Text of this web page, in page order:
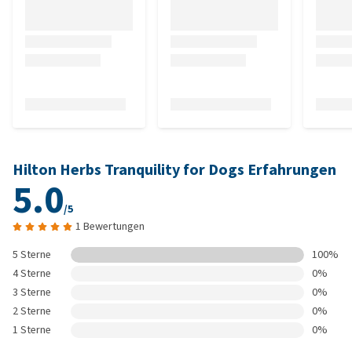
Hilton Herbs Tranquility for Dogs Erfahrungen
5.0/5
1 Bewertungen
5 Sterne
100%
4 Sterne
0%
3 Sterne
0%
2 Sterne
0%
1 Sterne
0%